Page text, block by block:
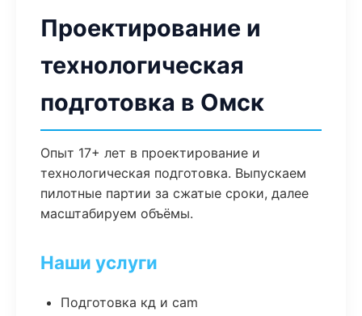
Проектирование и
технологическая
подготовка в Омск
Опыт 17+ лет в проектирование и
технологическая подготовка. Выпускаем
пилотные партии за сжатые сроки, далее
масштабируем объёмы.
Наши услуги
Подготовка кд и cam